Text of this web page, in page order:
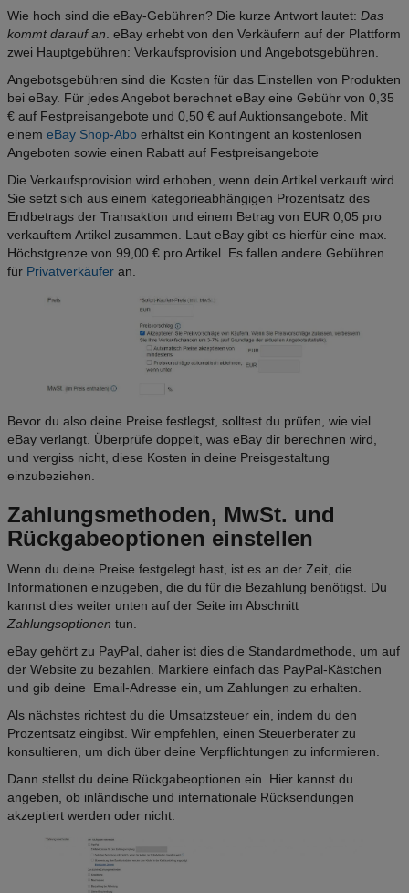
Wie hoch sind die eBay-Gebühren? Die kurze Antwort lautet: Das
kommt darauf an . eBay erhebt von den Verkäufern auf der Plattform
zwei Hauptgebühren: Verkaufsprovision und Angebotsgebühren.
Angebotsgebühren sind die Kosten für das Einstellen von Produkten
bei eBay. Für jedes Angebot berechnet eBay eine Gebühr von 0,35
€ auf Festpreisangebote und 0,50 € auf Auktionsangebote. Mit
einem eBay Shop-Abo erhältst ein Kontingent an kostenlosen
Angeboten sowie einen Rabatt auf Festpreisangebote
Die Verkaufsprovision wird erhoben, wenn dein Artikel verkauft wird.
Sie setzt sich aus einem kategorieabhängigen Prozentsatz des
Endbetrags der Transaktion und einem Betrag von EUR 0,05 pro
verkauftem Artikel zusammen. Laut eBay gibt es hierfür eine max.
Höchstgrenze von 99,00 € pro Artikel. Es fallen andere Gebühren
für Privatverkäufer an.
Bevor du also deine Preise festlegst, solltest du prüfen, wie viel
eBay verlangt. Überprüfe doppelt, was eBay dir berechnen wird,
und vergiss nicht, diese Kosten in deine Preisgestaltung
einzubeziehen.
Zahlungsmethoden, MwSt. und
Rückgabeoptionen einstellen
Wenn du deine Preise festgelegt hast, ist es an der Zeit, die
Informationen einzugeben, die du für die Bezahlung benötigst. Du
kannst dies weiter unten auf der Seite im Abschnitt
Zahlungsoptionen tun.
eBay gehört zu PayPal, daher ist dies die Standardmethode, um auf
der Website zu bezahlen. Markiere einfach das PayPal-Kästchen
und gib deine Email-Adresse ein, um Zahlungen zu erhalten.
Als nächstes richtest du die Umsatzsteuer ein, indem du den
Prozentsatz eingibst. Wir empfehlen, einen Steuerberater zu
konsultieren, um dich über deine Verpflichtungen zu informieren.
Dann stellst du deine Rückgabeoptionen ein. Hier kannst du
angeben, ob inländische und internationale Rücksendungen
akzeptiert werden oder nicht.